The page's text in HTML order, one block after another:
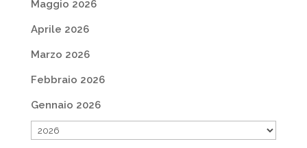
Maggio 2026
Aprile 2026
Marzo 2026
Febbraio 2026
Gennaio 2026